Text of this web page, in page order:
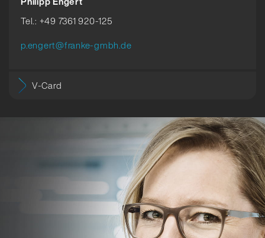
Tel.: +49 7361 920-125
p.engert@franke-gmbh.de
V-Card